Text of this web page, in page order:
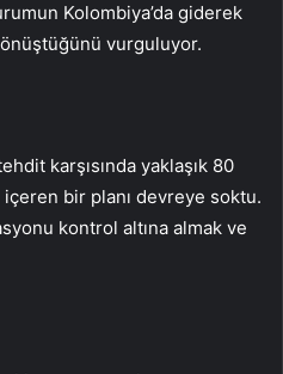
Kolombiya’da giderek
vurguluyor.
karşısında yaklaşık 80
bir planı devreye soktu.
kontrol altına almak ve